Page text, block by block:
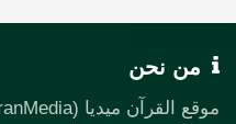
من نحن